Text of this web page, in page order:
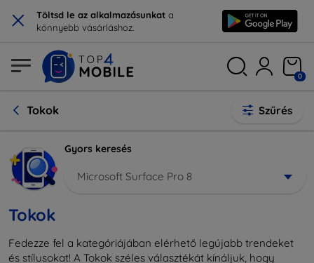
× Töltsd le az alkalmazásunkat a
könnyebb vásárláshoz.
0
Tokok Szűrés
Gyors keresés
Microsoft Surface Pro 8
Tokok
Fedezze fel a kategóriájában elérhető legújabb trendeket
és stílusokat! A Tokok széles választékát kínáljuk, hogy